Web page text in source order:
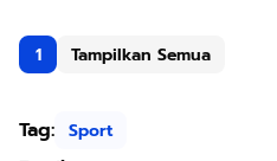
1 Tampilkan Semua
Tag: Sport